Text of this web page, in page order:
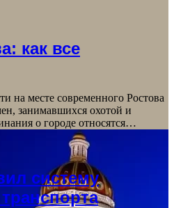
как все
на месте современного Ростова
занимавшихся охотой и
о городе относятся…
систему